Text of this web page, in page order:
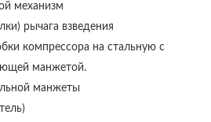
механизм
рычага взведения
компрессора на стальную с
манжетой.
манжеты